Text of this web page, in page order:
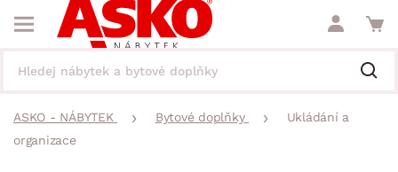
ASKO - NÁBYTEK Bytové doplňky
Ukládání a
organizace